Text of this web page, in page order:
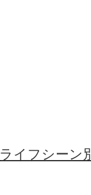
ライフシーン